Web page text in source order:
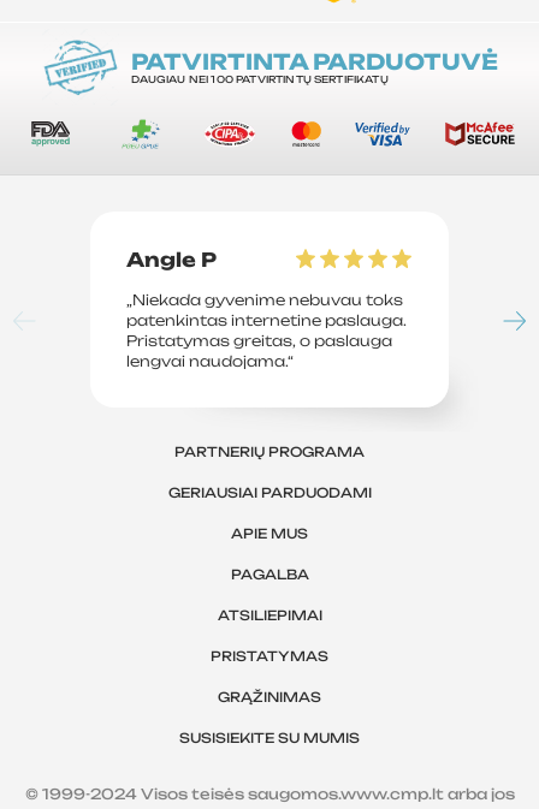
PATVIRTINTA PARDUOTUVĖ
DAUGIAU NEI 100 PATVIRTINTŲ SERTIFIKATŲ
Angle P
„Niekada gyvenime nebuvau toks
patenkintas internetine paslauga.
Pristatymas greitas, o paslauga
lengvai naudojama.“
PARTNERIŲ PROGRAMA
GERIAUSIAI PARDUODAMI
APIE MUS
PAGALBA
ATSILIEPIMAI
PRISTATYMAS
GRĄŽINIMAS
SUSISIEKITE SU MUMIS
© 1999-2024 Visos teisės saugomos.www.cmp.lt arba jos